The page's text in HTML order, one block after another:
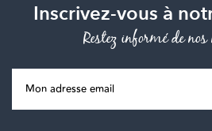
Inscrivez-vous à
Restez informé de nos